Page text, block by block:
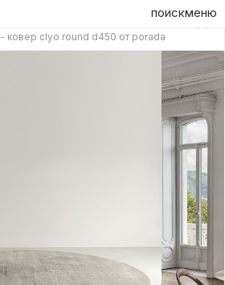
поискменю
- ковер clyo round d450 от porada